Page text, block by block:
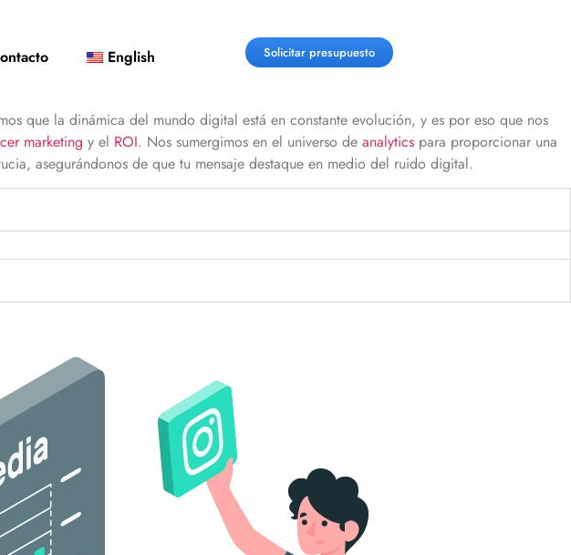
English Solicitar presupuesto
que la dinámica del mundo digital está en constante evolución, y es por eso que nos
marketing y el ROI. Nos sumergimos en el universo de analytics para proporcionar una
asegurándonos de que tu mensaje destaque en medio del ruido digital.